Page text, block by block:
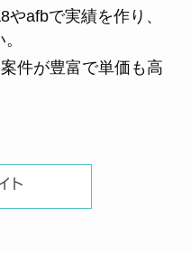
afbで実績を作り、
件が豊富で単価も高